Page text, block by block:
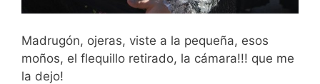
Madrugón, ojeras, viste a la pequeña, esos
moños, el flequillo retirado, la cámara!!! que me
la dejo!